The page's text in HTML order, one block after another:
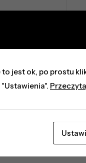
jest ok, po prostu